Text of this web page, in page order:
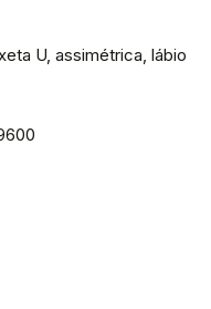
U, assimétrica, lábio